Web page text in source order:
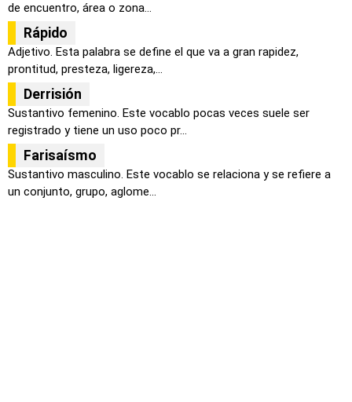
de encuentro, área o zona...
Rápido
Adjetivo. Esta palabra se define el que va a gran rapidez,
prontitud, presteza, ligereza,...
Derrisión
Sustantivo femenino. Este vocablo pocas veces suele ser
registrado y tiene un uso poco pr...
Farisaísmo
Sustantivo masculino. Este vocablo se relaciona y se refiere a
un conjunto, grupo, aglome...